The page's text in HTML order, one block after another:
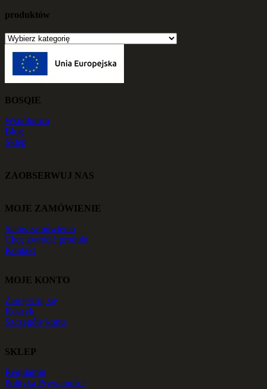
produktów
BOSQIE
Współpraca
Blog
Sklep
ZAOBSERWUJ NAS
MOJE ZAMÓWIENIE
Status zamówienia
Chcę zwrócić produkt
Kontakt
MOJE KONTO
Zarejestruj się
Koszyk
Szczegóły konta
SKLEP
Regulamin
Polityka Prywatności